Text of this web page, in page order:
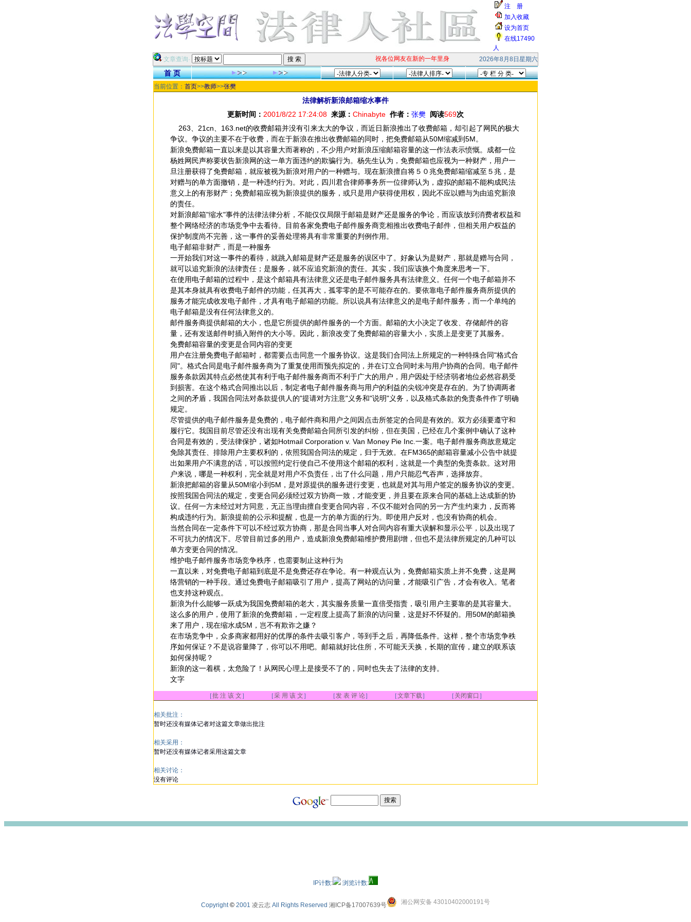
注 册
加入收藏
设为首页
在线17490
人
·文章查询·
祝各位网友在新的一年里身体健康、阖家快乐！ 本站受到大量的无效smtp连接和垃圾邮件的攻击，响应缓慢，
2026年8月8日星期六
首 页
当前位置： 首页>>教师>>张樊
法律解析新浪邮箱缩水事件
更新时间： 2001/8/22 17:24:08 来源： Chinabyte 作者： 张樊 阅读569次
263、21cn、163.net的收费邮箱并没有引来太大的争议，而近日新浪推出了收费邮箱，却引起了网民的极大
争议。争议的主要不在于收费，而在于新浪在推出收费邮箱的同时，把免费邮箱从50M缩减到5M。
新浪免费邮箱一直以来是以其容量大而著称的，不少用户对新浪压缩邮箱容量的这一作法表示愤慨。成都一位
杨姓网民声称要状告新浪网的这一单方面违约的欺骗行为。杨先生认为，免费邮箱也应视为一种财产，用户一
旦注册获得了免费邮箱，就应被视为新浪对用户的一种赠与。现在新浪擅自将５０兆免费邮箱缩减至５兆，是
对赠与的单方面撤销，是一种违约行为。对此，四川君合律师事务所一位律师认为，虚拟的邮箱不能构成民法
意义上的有形财产；免费邮箱应视为新浪提供的服务，或只是用户获得使用权，因此不应以赠与为由追究新浪
的责任。
对新浪邮箱"缩水"事件的法律法律分析，不能仅仅局限于邮箱是财产还是服务的争论，而应该放到消费者权益和
整个网络经济的市场竞争中去看待。目前各家免费电子邮件服务商竞相推出收费电子邮件，但相关用户权益的
保护制度尚不完善，这一事件的妥善处理将具有非常重要的判例作用。
电子邮箱非财产，而是一种服务
一开始我们对这一事件的看待，就跳入邮箱是财产还是服务的误区中了。好象认为是财产，那就是赠与合同，
就可以追究新浪的法律责任；是服务，就不应追究新浪的责任。其实，我们应该换个角度来思考一下。
在使用电子邮箱的过程中，是这个邮箱具有法律意义还是电子邮件服务具有法律意义。任何一个电子邮箱并不
是其本身就具有收费电子邮件的功能，任其再大，孤零零的是不可能存在的。要依靠电子邮件服务商所提供的
服务才能完成收发电子邮件，才具有电子邮箱的功能。所以说具有法律意义的是电子邮件服务，而一个单纯的
电子邮箱是没有任何法律意义的。
邮件服务商提供邮箱的大小，也是它所提供的邮件服务的一个方面。邮箱的大小决定了收发、存储邮件的容
量，还有发送邮件时插入附件的大小等。因此，新浪改变了免费邮箱的容量大小，实质上是变更了其服务。
免费邮箱容量的变更是合同内容的变更
用户在注册免费电子邮箱时，都需要点击同意一个服务协议。这是我们合同法上所规定的一种特殊合同"格式合
同"。格式合同是电子邮件服务商为了重复使用而预先拟定的，并在订立合同时未与用户协商的合同。电子邮件
服务条款因其特点必然使其有利于电子邮件服务商而不利于广大的用户，用户因处于经济弱者地位必然容易受
到损害。在这个格式合同推出以后，制定者电子邮件服务商与用户的利益的尖锐冲突是存在的。为了协调两者
之间的矛盾，我国合同法对条款提供人的"提请对方注意"义务和"说明"义务，以及格式条款的免责条件作了明确
规定。
尽管提供的电子邮件服务是免费的，电子邮件商和用户之间因点击所签定的合同是有效的。双方必须要遵守和
履行它。我国目前尽管还没有出现有关免费邮箱合同所引发的纠纷，但在美国，已经在几个案例中确认了这种
合同是有效的，受法律保护，诸如Hotmail Corporation v. Van Money Pie Inc.一案。电子邮件服务商故意规定
免除其责任、排除用户主要权利的，依照我国合同法的规定，归于无效。在FM365的邮箱容量减小公告中就提
出如果用户不满意的话，可以按照约定行使自己不使用这个邮箱的权利，这就是一个典型的免责条款。这对用
户来说，哪是一种权利，完全就是对用户不负责任，出了什么问题，用户只能忍气吞声，选择放弃。
新浪把邮箱的容量从50M缩小到5M，是对原提供的服务进行变更，也就是对其与用户签定的服务协议的变更。
按照我国合同法的规定，变更合同必须经过双方协商一致，才能变更，并且要在原来合同的基础上达成新的协
议。任何一方未经过对方同意，无正当理由擅自变更合同内容，不仅不能对合同的另一方产生约束力，反而将
构成违约行为。新浪提前的公示和提醒，也是一方的单方面的行为。即使用户反对，也没有协商的机会。
当然合同在一定条件下可以不经过双方协商，那是合同当事人对合同内容有重大误解和显示公平，以及出现了
不可抗力的情况下。尽管目前过多的用户，造成新浪免费邮箱维护费用剧增，但也不是法律所规定的几种可以
单方变更合同的情况。
维护电子邮件服务市场竞争秩序，也需要制止这种行为
一直以来，对免费电子邮箱到底是不是免费还存在争论。有一种观点认为，免费邮箱实质上并不免费，这是网
络营销的一种手段。通过免费电子邮箱吸引了用户，提高了网站的访问量，才能吸引广告，才会有收入。笔者
也支持这种观点。
新浪为什么能够一跃成为我国免费邮箱的老大，其实服务质量一直倍受指责，吸引用户主要靠的是其容量大。
这么多的用户，使用了新浪的免费邮箱，一定程度上提高了新浪的访问量，这是好不怀疑的。用50M的邮箱换
来了用户，现在缩水成5M，岂不有欺诈之嫌？
在市场竞争中，众多商家都用好的优厚的条件去吸引客户，等到手之后，再降低条件。这样，整个市场竞争秩
序如何保证？不是说容量降了，你可以不用吧。邮箱就好比住所，不可能天天换，长期的宣传，建立的联系该
如何保持呢？
新浪的这一着棋，太危险了！从网民心理上是接受不了的，同时也失去了法律的支持。
文字
［批 注 该 文 ］ ［采 用 该 文 ］ ［发 表 评 论］ ［文章下载］ ［ 关闭窗口 ］
相关批注：
暂时还没有媒体记者对这篇文章做出批注
相关采用：
暂时还没有媒体记者采用这篇文章
相关讨论：
没有评论
IP计数: 浏览计数:
Copyright© 2001 凌云志 All Rights Reserved 湘ICP备17007639号 湘公网安备 43010402000191号